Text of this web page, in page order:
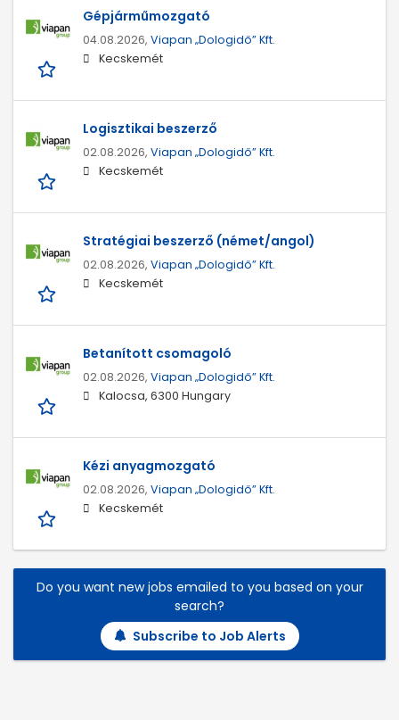
Gépjárműmozgató
04.08.2026, Viapan „Dologidő” Kft.
Kecskemét
Logisztikai beszerző
02.08.2026, Viapan „Dologidő” Kft.
Kecskemét
Stratégiai beszerző (német/angol)
02.08.2026, Viapan „Dologidő” Kft.
Kecskemét
Betanított csomagoló
02.08.2026, Viapan „Dologidő” Kft.
Kalocsa, 6300 Hungary
Kézi anyagmozgató
02.08.2026, Viapan „Dologidő” Kft.
Kecskemét
Do you want new jobs emailed to you based on your
search?
Subscribe to Job Alerts